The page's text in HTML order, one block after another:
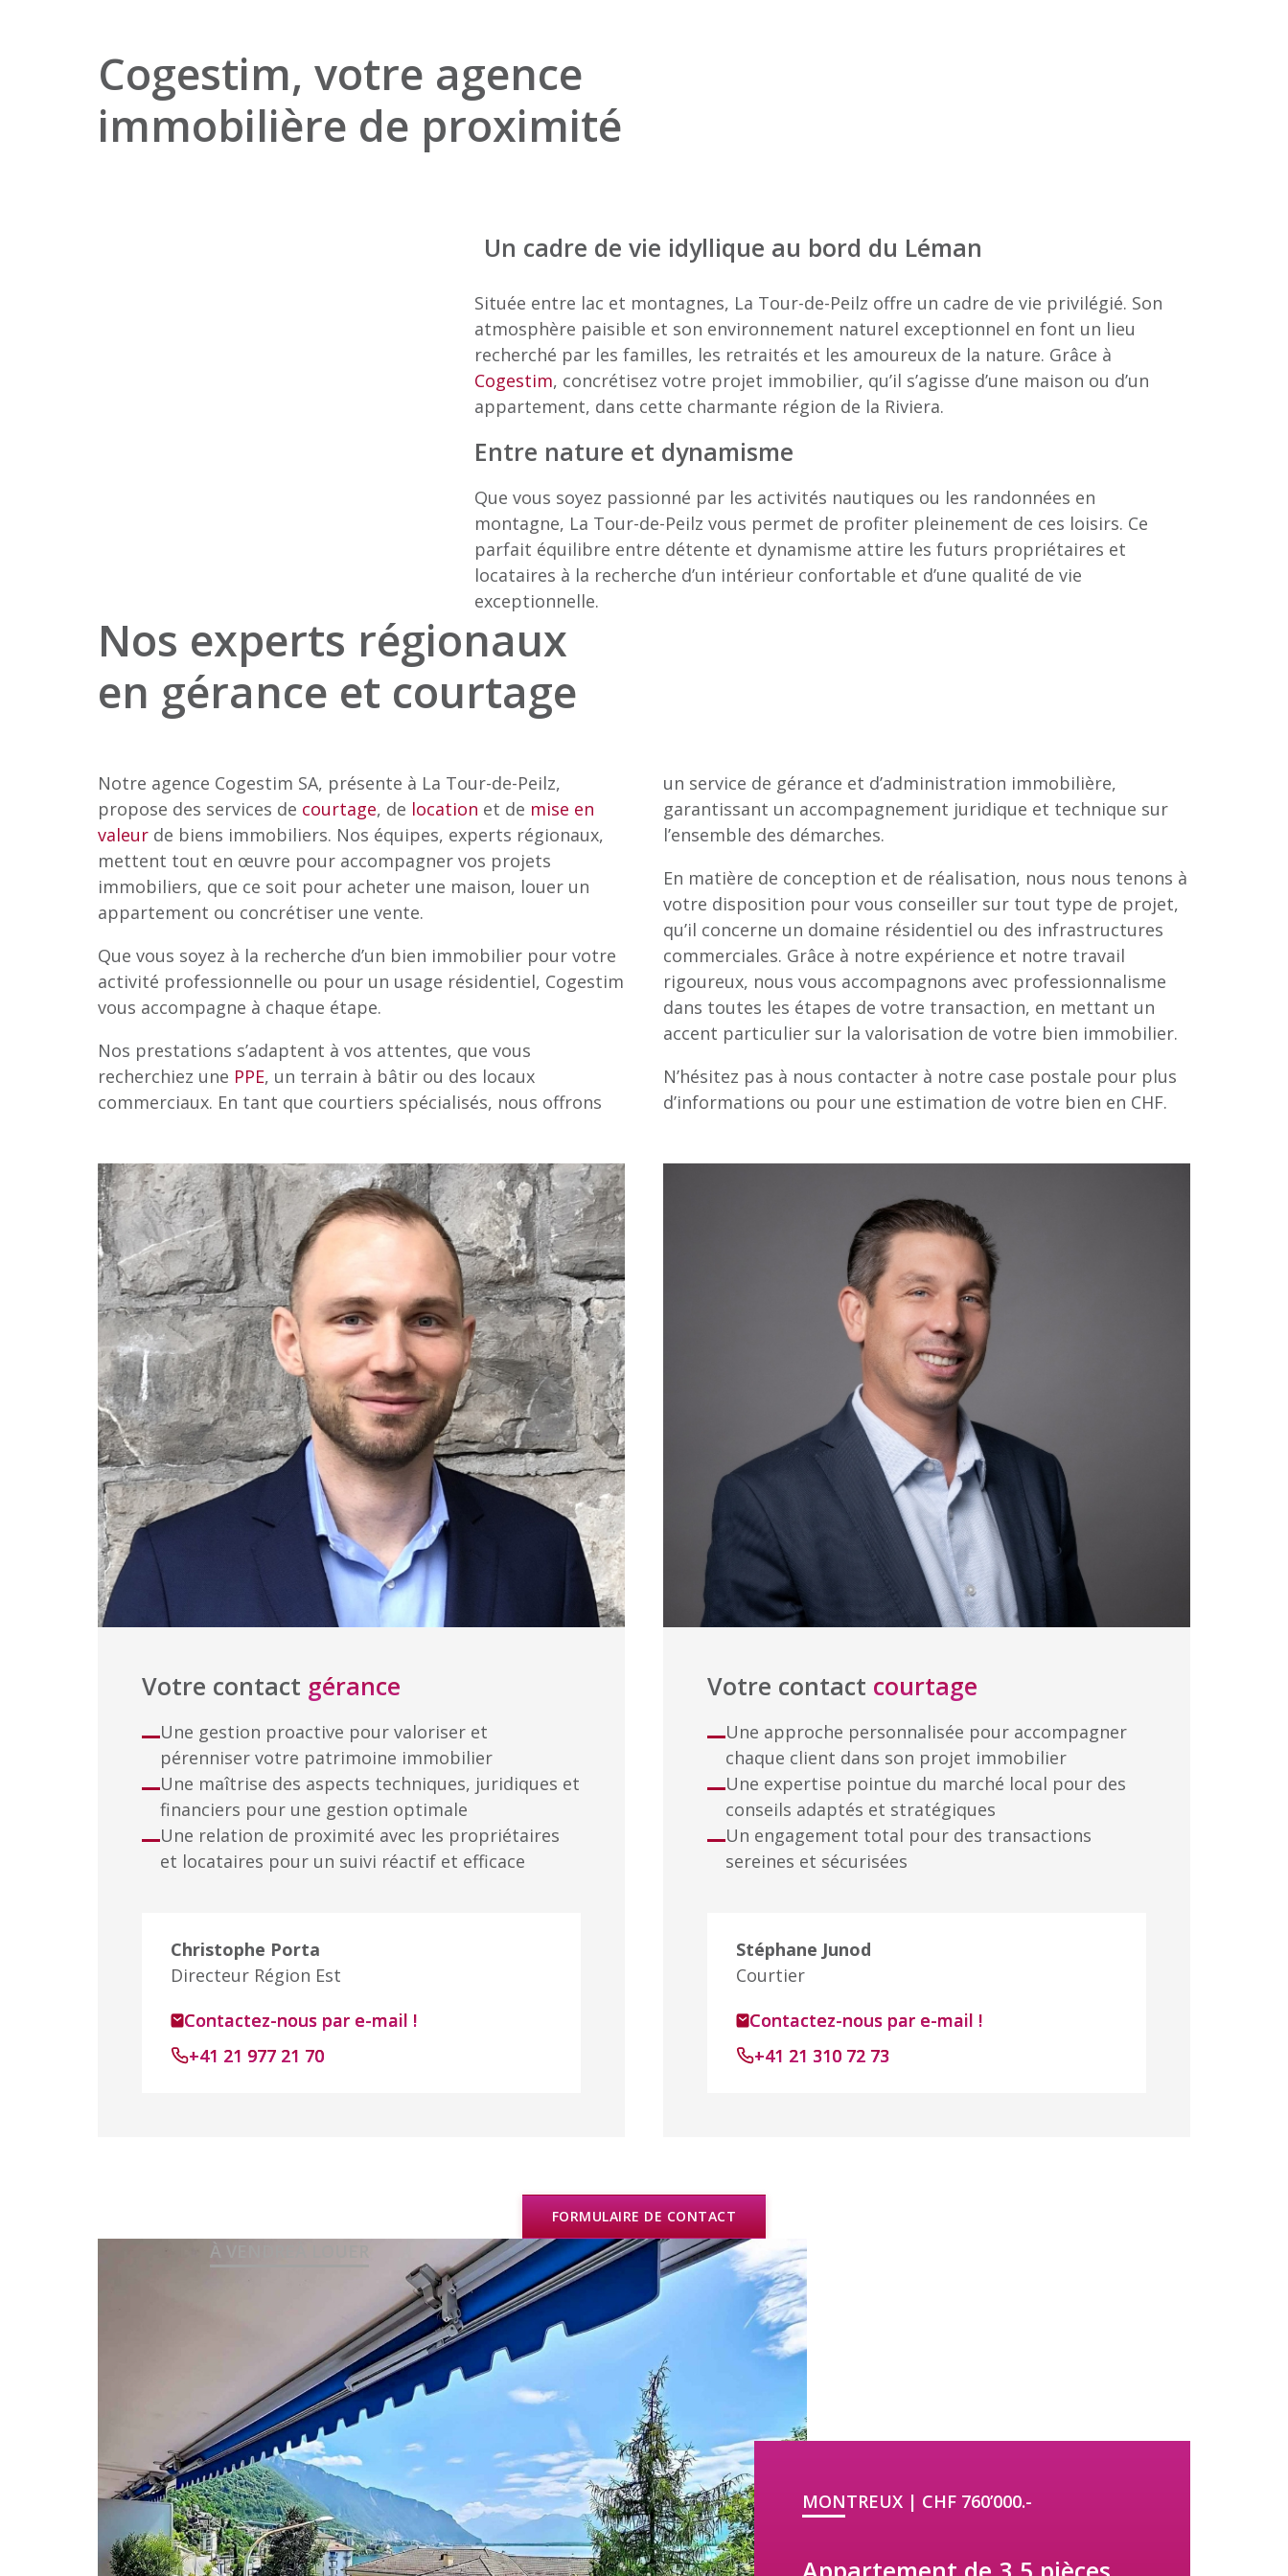
Cogestim, votre agence
immobilière de proximité
Un cadre de vie idyllique au bord du Léman
Située entre lac et montagnes, La Tour-de-Peilz offre un cadre de vie privilégié. Son
atmosphère paisible et son environnement naturel exceptionnel en font un lieu
recherché par les familles, les retraités et les amoureux de la nature. Grâce à
Cogestim, concrétisez votre projet immobilier, qu’il s’agisse d’une maison ou d’un
appartement, dans cette charmante région de la Riviera.
Entre nature et dynamisme
Que vous soyez passionné par les activités nautiques ou les randonnées en
montagne, La Tour-de-Peilz vous permet de profiter pleinement de ces loisirs. Ce
parfait équilibre entre détente et dynamisme attire les futurs propriétaires et
locataires à la recherche d’un intérieur confortable et d’une qualité de vie
exceptionnelle.
Nos experts régionaux
en gérance et courtage
Notre agence Cogestim SA, présente à La Tour-de-Peilz,
propose des services de courtage, de location et de mise en
valeur de biens immobiliers. Nos équipes, experts régionaux,
mettent tout en œuvre pour accompagner vos projets
immobiliers, que ce soit pour acheter une maison, louer un
appartement ou concrétiser une vente.
Que vous soyez à la recherche d’un bien immobilier pour votre
activité professionnelle ou pour un usage résidentiel, Cogestim
vous accompagne à chaque étape.
Nos prestations s’adaptent à vos attentes, que vous
recherchiez une PPE, un terrain à bâtir ou des locaux
commerciaux. En tant que courtiers spécialisés, nous offrons
un service de gérance et d’administration immobilière,
garantissant un accompagnement juridique et technique sur
l’ensemble des démarches.
En matière de conception et de réalisation, nous nous tenons à
votre disposition pour vous conseiller sur tout type de projet,
qu’il concerne un domaine résidentiel ou des infrastructures
commerciales. Grâce à notre expérience et notre travail
rigoureux, nous vous accompagnons avec professionnalisme
dans toutes les étapes de votre transaction, en mettant un
accent particulier sur la valorisation de votre bien immobilier.
N’hésitez pas à nous contacter à notre case postale pour plus
d’informations ou pour une estimation de votre bien en CHF.
Votre contact gérance
Une gestion proactive pour valoriser et
pérenniser votre patrimoine immobilier
Une maîtrise des aspects techniques, juridiques et
financiers pour une gestion optimale
Une relation de proximité avec les propriétaires
et locataires pour un suivi réactif et efficace
Christophe Porta
Directeur Région Est
Contactez-nous par e-mail !
+41 21 977 21 70
Votre contact courtage
Une approche personnalisée pour accompagner
chaque client dans son projet immobilier
Une expertise pointue du marché local pour des
conseils adaptés et stratégiques
Un engagement total pour des transactions
sereines et sécurisées
Stéphane Junod
Courtier
Contactez-nous par e-mail !
+41 21 310 72 73
FORMULAIRE DE CONTACT
À VENDRE
MONTREUX | CHF 760’000.-